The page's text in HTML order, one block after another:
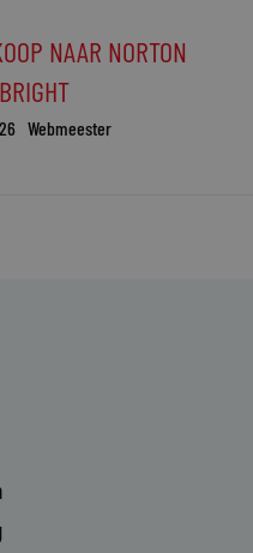
NAAR NORTON
Webmeester